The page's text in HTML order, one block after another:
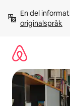
innehåll
En del
originalspråk